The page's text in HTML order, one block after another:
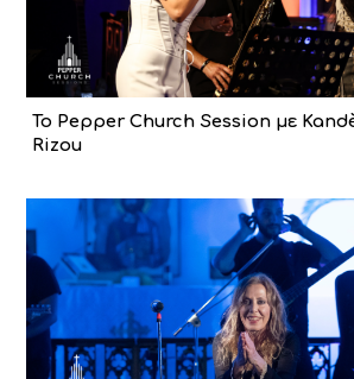
To Pepper Church Session με
Rizou